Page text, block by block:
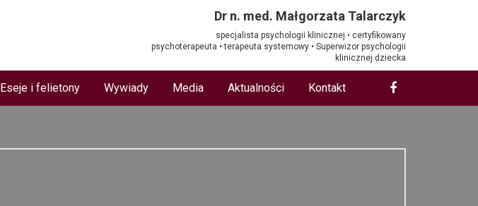
Dr n. med. Małgorzata Talarczyk
specjalista psychologii klinicznej • certyfikowany
psychoterapeuta • terapeuta systemowy • Superwizor psychologii
klinicznej dziecka
Eseje i felietony Wywiady Media Aktualności Kontakt